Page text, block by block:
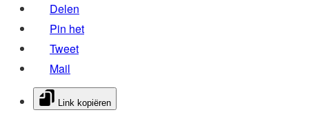
Delen
Pin het
Tweet
Mail
Link kopiëren